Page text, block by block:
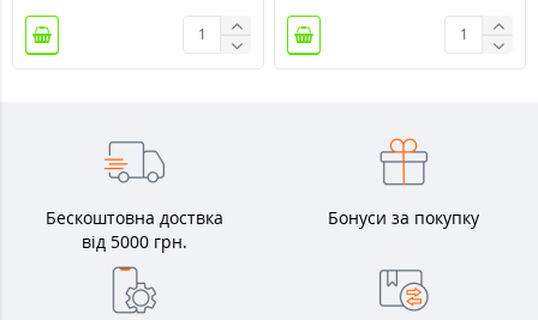
Бескоштовна доствка
від 5000 грн.
Бонуси за покупку